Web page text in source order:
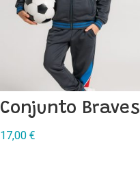
Conjunto Braves
17,00 €